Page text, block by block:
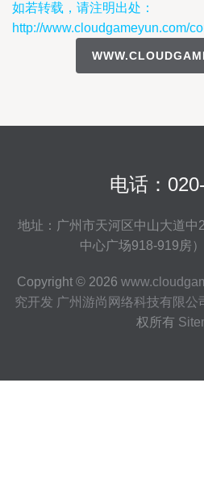
如若转载，请注明出处：
http://www.cloudgameyun.com/
电话：
地址：广州市天河区中山大道中
中心广场918-919房
Copyright © 2026
究开发 广州游尚网络科技有限公
权所有